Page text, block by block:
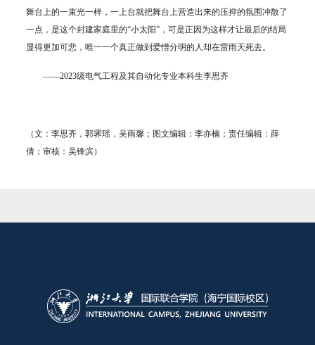
舞台上的一束光一样，一上台就把舞台上营造出来的压抑的氛围冲散了
一点，是这个封建家庭里的“小太阳”，可是正因为这样才让最后的结局
显得更加可悲，唯一一个真正做到爱憎分明的人却在雷雨天死去。
——2023级电气工程及其自动化专业本科生李思齐
（文：李思齐，郭霁瑶，吴雨馨；图文编辑：李亦楠；责任编辑：薛
倩；审核：吴锋滨）